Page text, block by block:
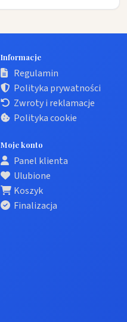
Informacje
Regulamin
Polityka prywatności
Zwroty i reklamacje
Polityka cookie
Moje konto
Panel klienta
Ulubione
Koszyk
Finalizacja